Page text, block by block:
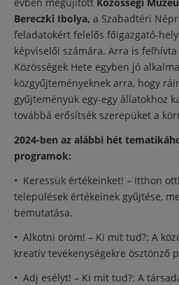
Bereczki Ibolya, a Szabadtéri
feladatokért felelős főigazgató-
képviselői számára. Arra is
Közösségek Hete egyben jó
közgyűjteményeknek arra, hogy
gyűjteményük egy-egy állatokhoz
továbbá erősítsék szerepüket a
2024-ben az alábbi hét
programok:
• Keressük értékeinket! – Itthon
települések értékeinek gyűjtése,
bemutatása.
• Alkotni öröm! – Ki mit tud?: A
kreatív tevékenységekre ösztönző
• Adj esélyt! – Ki mit tud?: A